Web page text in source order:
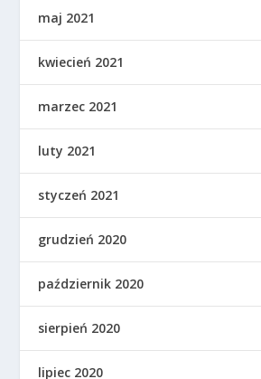
maj 2021
kwiecień 2021
marzec 2021
luty 2021
styczeń 2021
grudzień 2020
październik 2020
sierpień 2020
lipiec 2020